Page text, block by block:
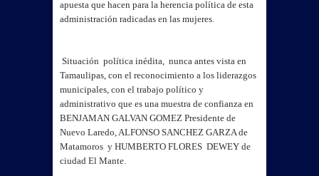
apuesta que hacen para la herencia política de esta
administración radicadas en las mujeres.
Situación política inédita, nunca antes vista en
Tamaulipas, con el reconocimiento a los liderazgos
municipales, con el trabajo político y
administrativo que es una muestra de confianza en
BENJAMAN GALVAN GOMEZ Presidente de
Nuevo Laredo, ALFONSO SANCHEZ GARZA de
Matamoros y HUMBERTO FLORES DEWEY de
ciudad El Mante.